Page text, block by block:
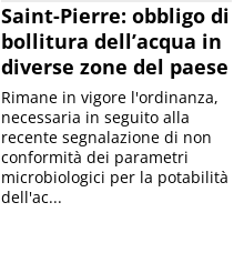
Saint-Pierre: obbligo di
bollitura dell’acqua in
diverse zone del paese
Rimane in vigore l'ordinanza,
necessaria in seguito alla
recente segnalazione di non
conformità dei parametri
microbiologici per la potabilità
dell'ac...